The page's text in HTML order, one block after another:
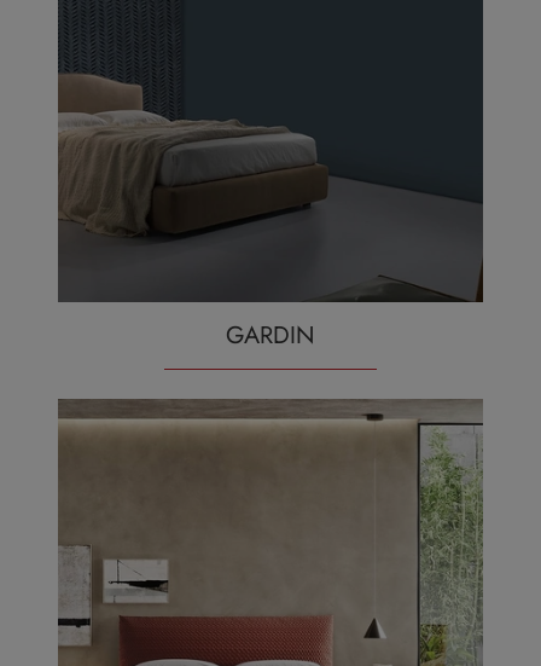
GARDIN